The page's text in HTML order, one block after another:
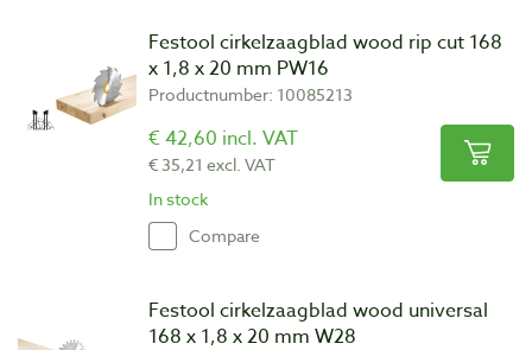
Festool cirkelzaagblad wood rip cut 168
x 1,8 x 20 mm PW16
Productnumber: 10085213
€ 42,60 incl. VAT
€ 35,21 excl. VAT
In stock
Compare
Festool cirkelzaagblad wood universal
168 x 1,8 x 20 mm W28